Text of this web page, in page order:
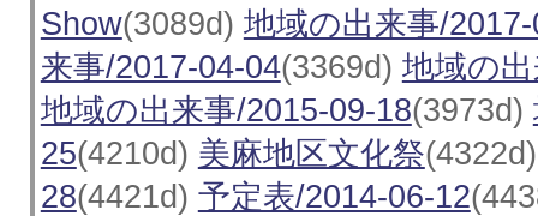
Show(3089d) 地域の出来事/
来事/2017-04-04(3369d) 地域の
地域の出来事/2015-09-18(3973d)
25(4210d) 美麻地区文化祭
28(4421d) 予定表/2014-06-12